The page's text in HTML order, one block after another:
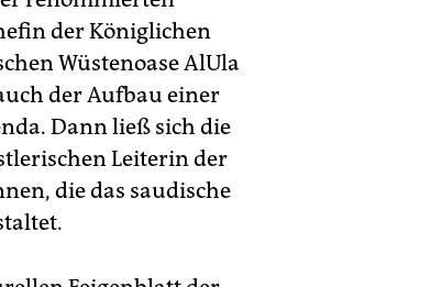
der Königlichen
Wüstenoase AlUla
der Aufbau einer
Dann ließ sich die
Leiterin der
die das saudische